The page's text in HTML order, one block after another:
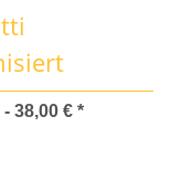
- 38,00 € *